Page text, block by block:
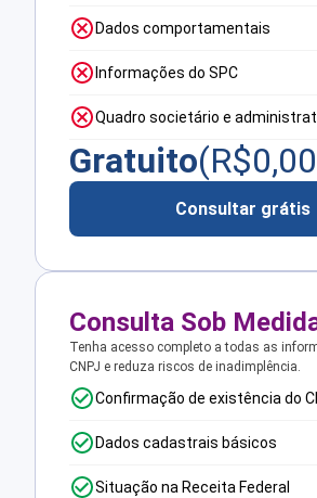
Dados comportamentais
Informações do SPC
Quadro societário e
Gratuito(R$0,00
Consultar grátis
Consulta Sob
Tenha acesso completo a todas as
CNPJ e reduza riscos de inadimplência.
Confirmação de existência do
Dados cadastrais básicos
Situação na Receita Federal